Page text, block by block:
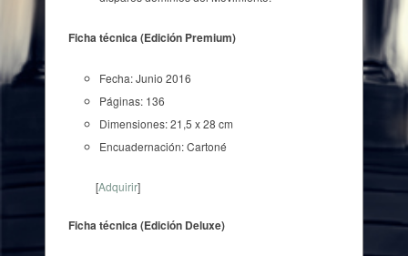
Ficha técnica (Edición Premium)
Fecha: Junio 2016
Páginas: 136
Dimensiones: 21,5 x 28 cm
Encuadernación: Cartoné
[Adquirir]
Ficha técnica (Edición Deluxe)